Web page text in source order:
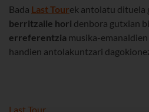
Bada Last Tourek antolatu dituela
berritzaile hori denbora gutxian
erreferentzia musika-
handien antolakuntzari
Last Tour